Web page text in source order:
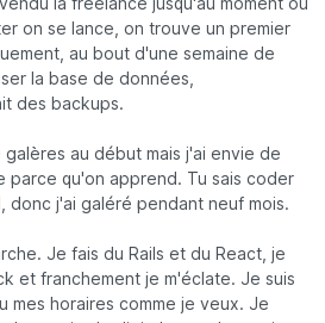
la freelance jusqu'au moment où
on se lance, on trouve un premier
au bout d'une semaine de
la base de données,
des backups.
au début mais j'ai envie de
parce qu'on apprend. Tu sais coder
donc j'ai galéré pendant neuf mois.
Je fais du Rails et du React, je
et franchement je m'éclate. Je suis
mes horaires comme je veux. Je